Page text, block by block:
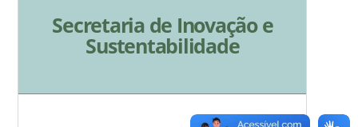
Secretaria de Inovação e
Sustentabilidade